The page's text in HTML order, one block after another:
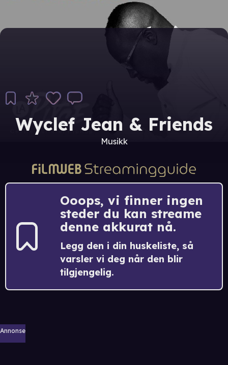
Wyclef Jean & Friends
Musikk
Ooops, vi finner ingen
steder du kan streame
denne akkurat nå.
Legg den i din huskeliste, så
varsler vi deg når den blir
tilgjengelig.
Annonse